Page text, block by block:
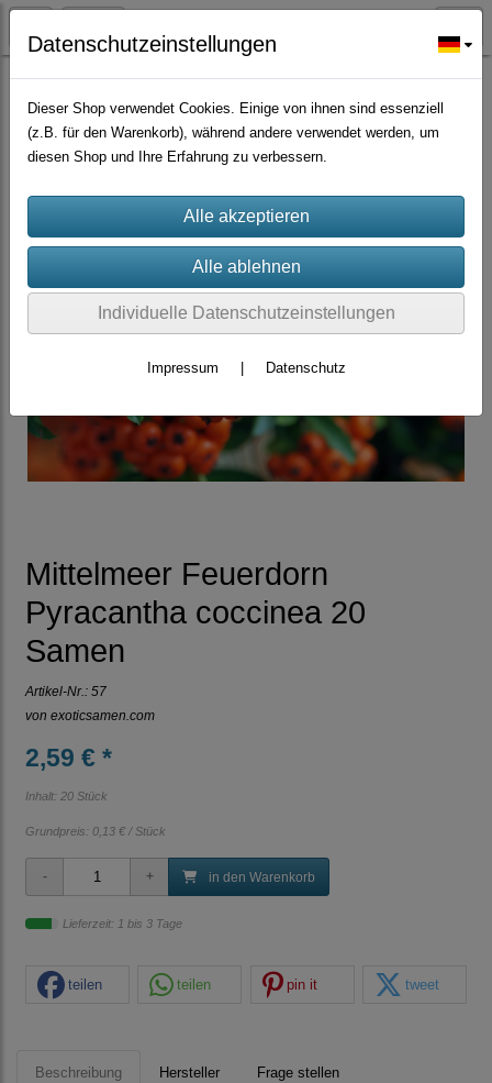
Bäume Sträucher Nadelbäume, Palmen
Mittelmeer Feuerdorn
Pyracantha coccinea 20
Samen
Artikel-Nr.: 57
von exoticsamen.com
2,59 € *
Inhalt: 20 Stück
Grundpreis: 0,13 € / Stück
in den Warenkorb
Lieferzeit: 1 bis 3 Tage
teilen teilen pin it tweet
Beschreibung Hersteller Frage stellen
Datenschutzeinstellungen
Dieser Shop verwendet Cookies. Einige von ihnen sind essenziell
(z.B. für den Warenkorb), während andere verwendet werden, um
diesen Shop und Ihre Erfahrung zu verbessern.
Individuelle Datenschutzeinstellungen
Impressum Datenschutz